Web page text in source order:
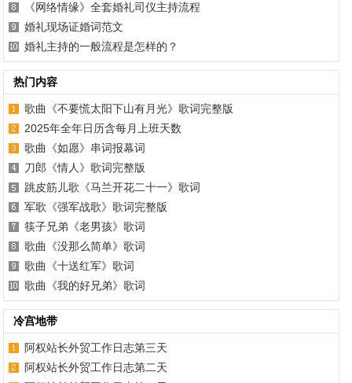
《网络情缘》全套婚礼司仪主持流程
婚礼现场证婚词范文
婚礼主持的一般流程是怎样的？
热门内容
歌曲《不要慌太阳下山有月光》歌词完整版
2025年全年日历含每月上班天数
歌曲《如愿》串词报幕词
刀郎《情人》歌词完整版
跳皮筋儿歌《马兰开花二十一》歌词
军歌《强军战歌》歌词完整版
筷子兄弟《老男孩》歌词
歌曲《没那么简单》歌词
歌曲《十送红军》歌词
歌曲《我的好兄弟》歌词
冷宫地带
阿权站长外贸工作日志第三天
阿权站长外贸工作日志第二天